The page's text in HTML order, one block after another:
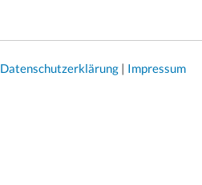
Datenschutzerklärung | Impressum